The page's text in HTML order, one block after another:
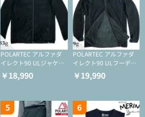
POLARTEC アルファダ
イレクト90 ULジャケッ
ト（アクティブインサレ
ーション/ミドルレイヤ
￥18,990
POLARTEC アルファダ
イレクト90 ULフーディ
（アクティブインサレー
ション/ミドルレイヤー/
￥19,990
5 6